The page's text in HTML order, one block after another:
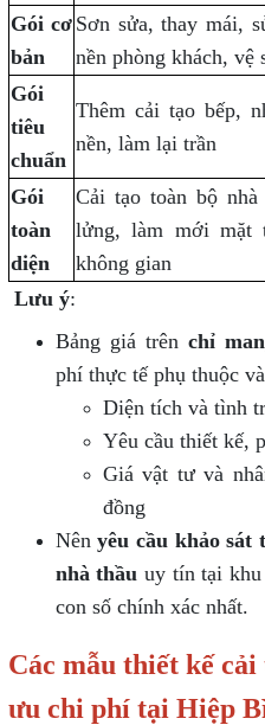
Gói cơ
bản
Sơn sửa, thay mái,
nền phòng khách, vệ
Gói
tiêu
chuẩn
Thêm cải tạo bếp,
nền, làm lại trần
Gói
toàn
diện
Cải tạo toàn bộ
lửng, làm mới mặt
không gian
Lưu ý:
Bảng giá trên chỉ
phí thực tế phụ thuộc
Diện tích và tình
Yêu cầu thiết kế,
Giá vật tư và
đồng
Nênyêu cầu khảo
nhà thầu uy tín tại
con số chính xác nhất.
Các mẫu thiết kế cải
ưu chi phí tại Hiệp